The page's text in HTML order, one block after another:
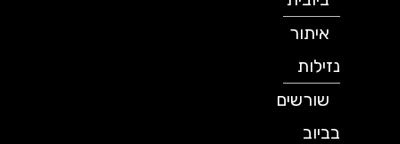
איתור
נזילות
שורשים
בביוב